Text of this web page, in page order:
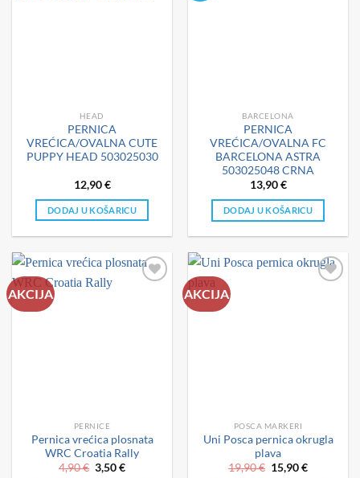
HEAD
PERNICA
VREĆICA/OVALNA CUTE
PUPPY HEAD 503025030
12,90€
DODAJ U KOŠARICU
BARCELONA
PERNICA
VREĆICA/OVALNA FC
BARCELONA ASTRA
503025048 CRNA
13,90€
DODAJ U KOŠARICU
AKCIJA
PERNICE
Pernica vrećica plosnata
WRC Croatia Rally
4,90€ Izvorna
3,50€Trenutna
AKCIJA
POSCA MARKERI
Uni Posca pernica okrugla
plava
19,90€ Izvorna
15,90€Trenutna